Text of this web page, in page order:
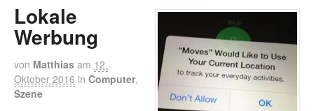
Lokale
Werbung
von Matthias am 12.
Oktober 2016 in Computer,
Szene